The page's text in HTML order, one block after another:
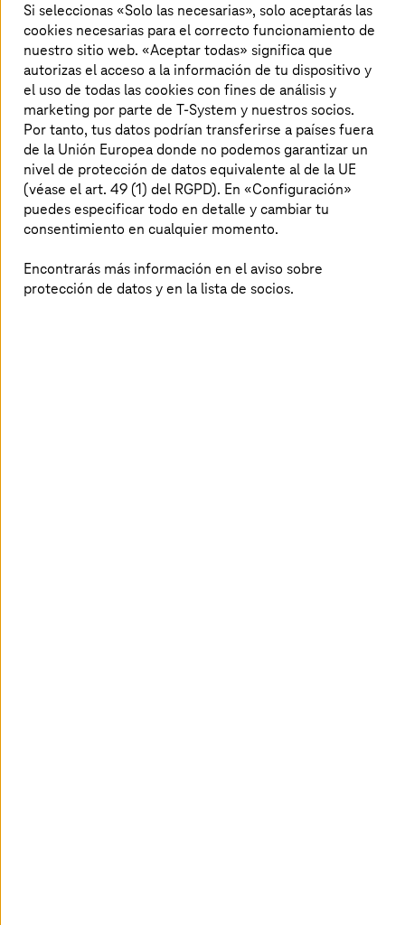
¡Nos alegramos de tu proyecto!
Estaremos encantados de proporcionarte
el experto adecuado y responder a tus
preguntas sobre la planificación, la
implementación y el mantenimiento de
tus proyectos de digitalización.
¡Consúltanos!
Si seleccionas «Solo las necesarias», solo aceptarás las
cookies necesarias para el correcto funcionamiento de
nuestro sitio web. «Aceptar todas» significa que
autorizas el acceso a la información de tu dispositivo y
el uso de todas las cookies con fines de análisis y
marketing por parte de T-System y nuestros socios.
Por tanto, tus datos podrían transferirse a países fuera
de la Unión Europea donde no podemos garantizar un
nivel de protección de datos equivalente al de la UE
(véase el art. 49 (1) del RGPD). En «Configuración»
puedes especificar todo en detalle y cambiar tu
consentimiento en cualquier momento.
Encontrarás más información en el aviso sobre
protección de datos y en la lista de socios.